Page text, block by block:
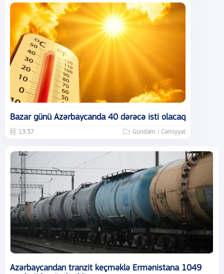
Bazar günü Azərbaycanda 40 dərəcə isti olacaq
13:37 Gündəm / Cəmiyyət
Azərbaycandan tranzit keçməklə Ermənistana 1049